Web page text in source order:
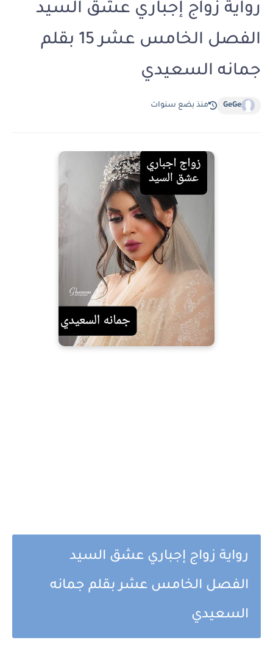
رواية زواج إجباري عشق السيد
الفصل الخامس عشر 15 بقلم
جمانه السعيدي
GeGe منذ بضع سنوات
رواية زواج إجباري عشق السيد
الفصل الخامس عشر بقلم جمانه
السعيدي